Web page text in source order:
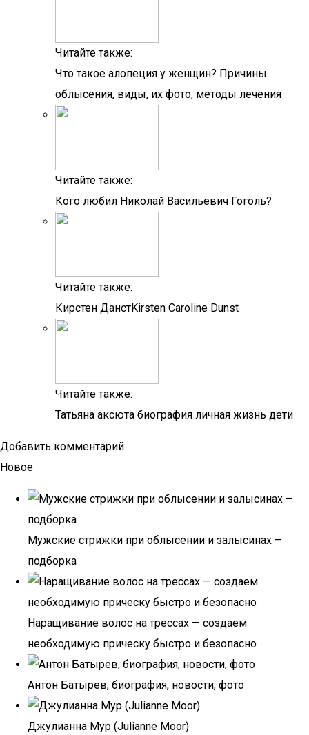
Читайте также:
Что такое алопеция у женщин? Причины
облысения, виды, их фото, методы лечения
Читайте также:
Кого любил Николай Васильевич Гоголь?
Читайте также:
Кирстен ДанстKirsten Caroline Dunst
Читайте также:
Татьяна аксюта биография личная жизнь дети
Добавить комментарий
Новое
Мужские стрижки при облысении и залысинах –
подборка
Наращивание волос на трессах — создаем
необходимую прическу быстро и безопасно
Антон Батырев, биография, новости, фото
Джулианна Мур (Julianne Moor)